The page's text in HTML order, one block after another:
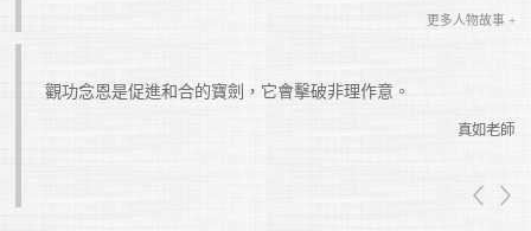
更多人物故事 +
觀功念恩是促進和合的寶劍，它會擊破非理作意。
真如老師